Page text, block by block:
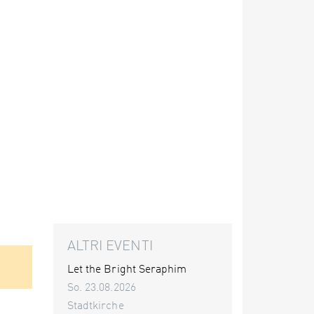
ALTRI EVENTI
Let the Bright Seraphim
So. 23.08.2026
Stadtkirche